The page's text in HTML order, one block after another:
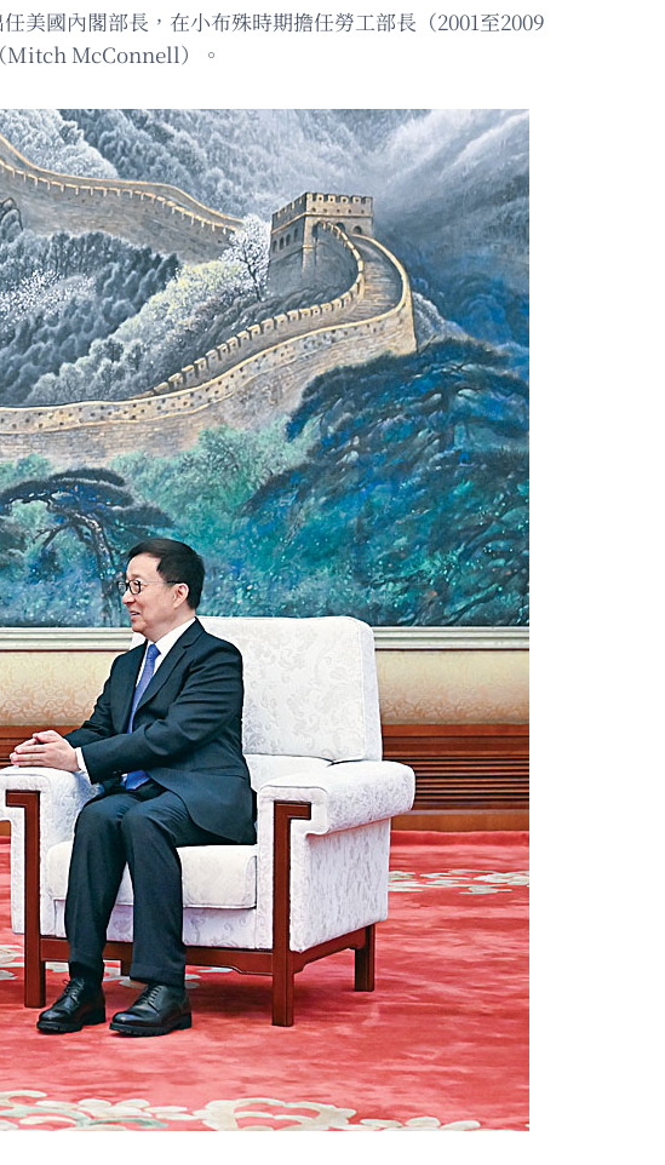
美國內閣部長，在小布殊時期擔任勞工部長（2001至2009
Mitch McConnell）。